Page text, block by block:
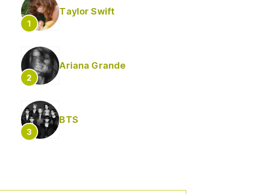
Taylor Swift
Ariana Grande
BTS